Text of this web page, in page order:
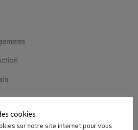
cookies
sur notre site internet pour vous